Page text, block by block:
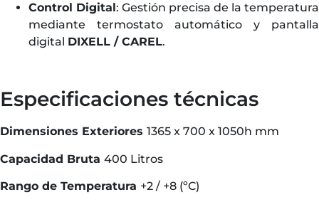
Control Digital: Gestión precisa de la temperatura
mediante termostato automático y pantalla
digital DIXELL / CAREL.
Especificaciones técnicas
Dimensiones Exteriores 1365 x 700 x 1050h mm
Capacidad Bruta 400 Litros
Rango de Temperatura +2 / +8 (ºC)